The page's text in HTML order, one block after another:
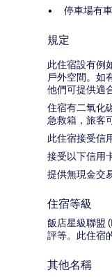
停車場有
規定
此住宿設有例
戶外空間。如
他們可提供適
住宿有二氧化
急救箱，旅客
此住宿接受信
接受以下信用
提供無現金交
住宿等級
飯店星級聯盟
評等。此住宿
其他名稱